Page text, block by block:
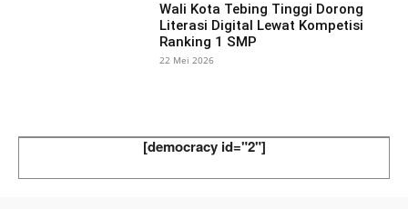
Wali Kota Tebing Tinggi Dorong
Literasi Digital Lewat Kompetisi
Ranking 1 SMP
22 Mei 2026
[democracy id="2"]